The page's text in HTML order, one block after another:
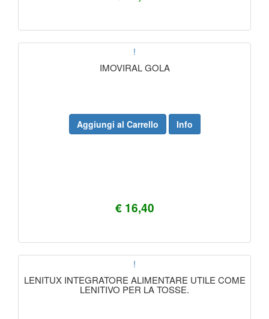
!
IMOVIRAL GOLA
€ 16,40
Aggiungi al Carrello Info
!
LENITUX INTEGRATORE ALIMENTARE UTILE COME
LENITIVO PER LA TOSSE.